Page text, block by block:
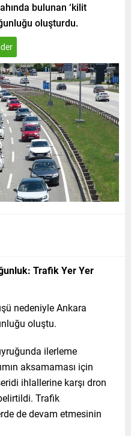
bulunan ‘kilit
oluşturdu.
Trafik Yer Yer
nedeniyle Ankara
oluştu.
ilerleme
aksamaması için
ihlallerine karşı dron
Trafik
de devam etmesinin